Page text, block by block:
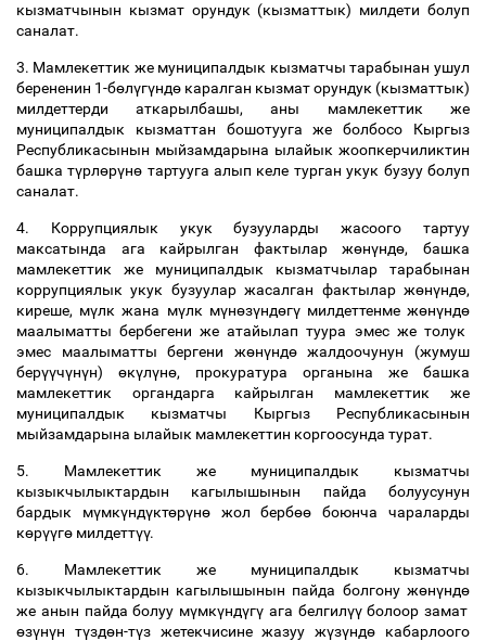
кызматчынын кызмат орундук (кызматтык) милдети болуп
саналат.
3. Мамлекеттик же муниципалдык кызматчы тарабынан ушул
берененин 1-бөлүгүндө каралган кызмат орундук (кызматтык)
милдеттерди аткарылбашы, аны мамлекеттик же
муниципалдык кызматтан бошотууга же болбосо Кыргыз
Республикасынын мыйзамдарына ылайык жоопкерчиликтин
башка түрлөрүнө тартууга алып келе турган укук бузуу болуп
саналат.
4. Коррупциялык укук бузууларды жасоого тартуу
максатында ага кайрылган фактылар жөнүндө, башка
мамлекеттик же муниципалдык кызматчылар тарабынан
коррупциялык укук бузуулар жасалган фактылар жөнүндө,
киреше, мүлк жана мүлк мүнөзүндөгүмилдеттенме жөнүндө
маалыматты бербегени же атайылап туура эмес же толук
эмес маалыматты бергени жөнүндөжалдоочунун (жумуш
берүүчүнүн) өкүлүнө, прокуратура органына же башка
мамлекеттик органдарга кайрылган мамлекеттик же
муниципалдык кызматчы Кыргыз Республикасынын
мыйзамдарына ылайык мамлекеттин коргоосунда турат.
5. Мамлекеттик же муниципалдык кызматчы
кызыкчылыктардын кагылышынын пайда болуусунун
бардык мүмкүндүктөрүнөжол бербөө боюнча чараларды
көрүүгө милдеттүү.
6. Мамлекеттик же муниципалдык кызматчы
кызыкчылыктардын кагылышынын пайда болгону жөнүндө
же анын пайда болуу мүмкүндүгү ага белгилүүболоор замат
өзүнүн түздөн-түз жетекчисине жазуу жүзүндө кабарлоого